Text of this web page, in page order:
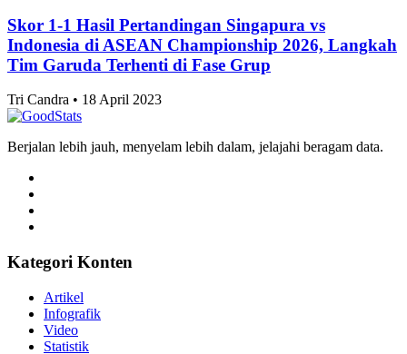
Skor 1-1 Hasil Pertandingan Singapura vs
Indonesia di ASEAN Championship 2026, Langkah
Tim Garuda Terhenti di Fase Grup
Tri Candra • 18 April 2023
Berjalan lebih jauh, menyelam lebih dalam, jelajahi beragam data.
Kategori Konten
Artikel
Infografik
Video
Statistik